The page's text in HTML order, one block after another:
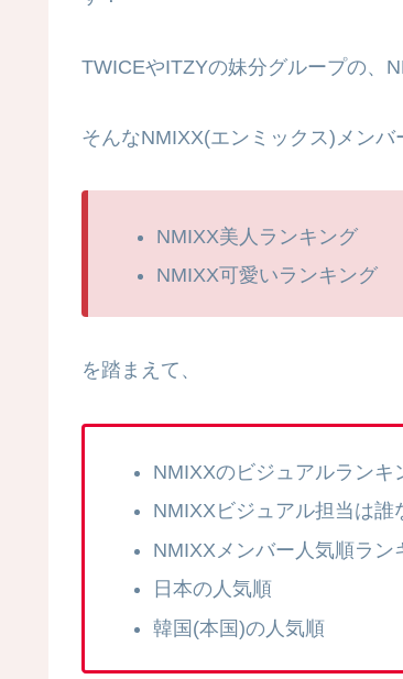
TWICEやITZYの妹分グループの、
そんなNMIXX(エンミックス)メンバ
NMIXX美人ランキング
NMIXX可愛いランキング
を踏まえて、
NMIXXのビジュアルランキ
NMIXXビジュアル担当は
NMIXXメンバー人気順ラン
日本の人気順
韓国(本国)の人気順